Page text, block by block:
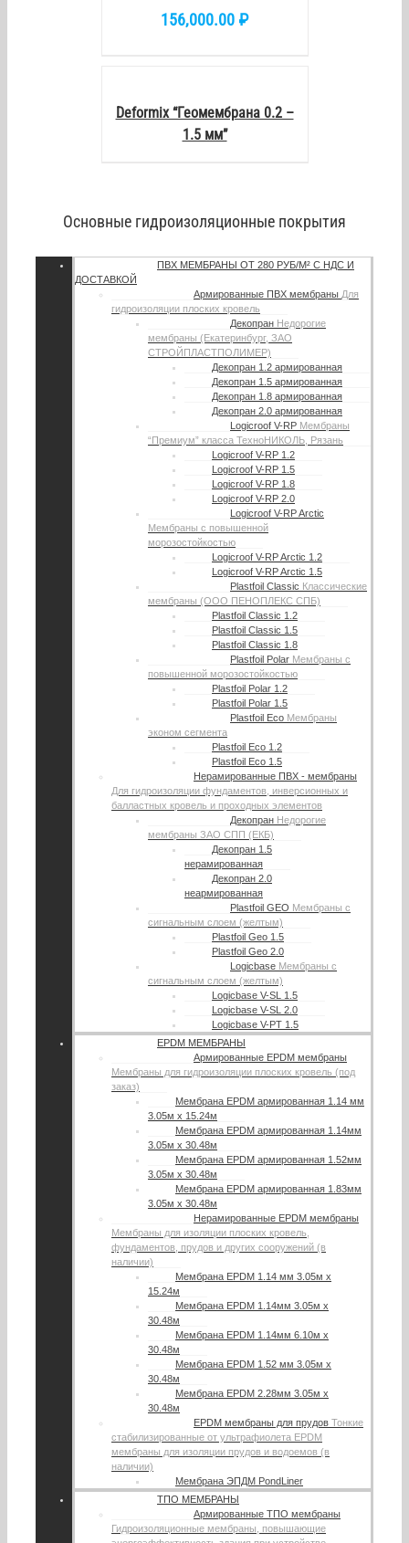
156,000.00 ₽
Deformix “Геомембрана 0.2 –
1.5 мм”
Основные гидроизоляционные покрытия
ПВХ МЕМБРАНЫ ОТ 280 РУБ/М² С НДС И
ДОСТАВКОЙ
Армированные ПВХ мембраны Для
гидроизоляции плоских кровель
Декопран Недорогие
мембраны (Екатеринбург, ЗАО
СТРОЙПЛАСТПОЛИМЕР)
Декопран 1.2 армированная
Декопран 1.5 армированная
Декопран 1.8 армированная
Декопран 2.0 армированная
Logicroof V-RP Мембраны
“Премиум” класса ТехноНИКОЛЬ, Рязань
Logicroof V-RP 1.2
Logicroof V-RP 1.5
Logicroof V-RP 1.8
Logicroof V-RP 2.0
Logicroof V-RP Arctic
Мембраны с повышенной
морозостойкостью
Logicroof V-RP Arctic 1.2
Logicroof V-RP Arctic 1.5
Plastfoil Classic Классические
мембраны (ООО ПЕНОПЛЕКС СПБ)
Plastfoil Classic 1.2
Plastfoil Classic 1.5
Plastfoil Classic 1.8
Plastfoil Polar Мембраны с
повышенной морозостойкостью
Plastfoil Polar 1.2
Plastfoil Polar 1.5
Plastfoil Eco Мембраны
эконом сегмента
Plastfoil Eco 1.2
Plastfoil Eco 1.5
Нерамированные ПВХ - мембраны
Для гидроизоляции фундаментов, инверсионных и
балластных кровель и проходных элементов
Декопран Недорогие
мембраны ЗАО СПП (ЕКБ)
Декопран 1.5
нерамированная
Декопран 2.0
неармированная
Plastfoil GEO Мембраны с
сигнальным слоем (желтым)
Plastfoil Geo 1.5
Plastfoil Geo 2.0
Logicbase Мембраны с
сигнальным слоем (желтым)
Logicbase V-SL 1.5
Logicbase V-SL 2.0
Logicbase V-PT 1.5
EPDM МЕМБРАНЫ
Армированные EPDM мембраны
Мембраны для гидроизоляции плоских кровель (под
заказ)
Мембрана EPDM армированная 1.14 мм
3.05м х 15.24м
Мембрана EPDM армированная 1.14мм
3.05м х 30.48м
Мембрана EPDM армированная 1.52мм
3.05м х 30.48м
Мембрана EPDM армированная 1.83мм
3.05м х 30.48м
Нерамированные EPDM мембраны
Мембраны для изоляции плоских кровель,
фундаментов, прудов и других сооружений (в
наличии)
Мембрана EPDM 1.14 мм 3.05м х
15.24м
Мембрана EPDM 1.14мм 3.05м х
30.48м
Мембрана EPDM 1.14мм 6.10м х
30.48м
Мембрана EPDM 1.52 мм 3.05м х
30.48м
Мембрана EPDM 2.28мм 3.05м х
30.48м
EPDM мембраны для прудов Тонкие
стабилизированные от ультрафиолета EPDM
мембраны для изоляции прудов и водоемов (в
наличии)
Мембрана ЭПДМ PondLiner
ТПО МЕМБРАНЫ
Армированные ТПО мембраны
Гидроизоляционные мембраны, повышающие